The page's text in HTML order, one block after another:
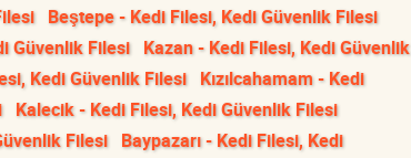
Beştepe - Kedi Filesi, Kedi Güvenlik Filesi
Güvenlik Filesi Kazan - Kedi Filesi, Kedi Güvenlik
Kedi Güvenlik Filesi Kızılcahamam - Kedi
Kalecik - Kedi Filesi, Kedi Güvenlik Filesi
Filesi Baypazarı - Kedi Filesi, Kedi